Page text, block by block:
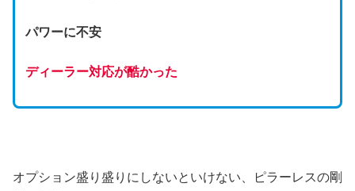
パワーに不安
ディーラー対応が酷かった
オプション盛り盛りにしないといけない、ピラーレスの剛